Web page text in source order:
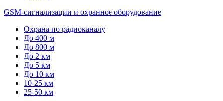
GSM-сигнализации и охранное оборудование
Охрана по радиоканалу
До 400 м
До 800 м
До 2 км
До 5 км
До 10 км
10-25 км
25-50 км